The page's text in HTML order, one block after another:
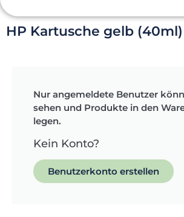
HP Kartusche gelb (40ml)
Nur angemeldete Benutzer
sehen und Produkte in den
legen.
Kein Konto?
Benutzerkonto erstellen